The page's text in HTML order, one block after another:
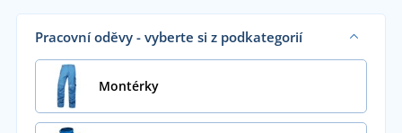
Pracovní oděvy - vyberte si z podkategorií
Montérky